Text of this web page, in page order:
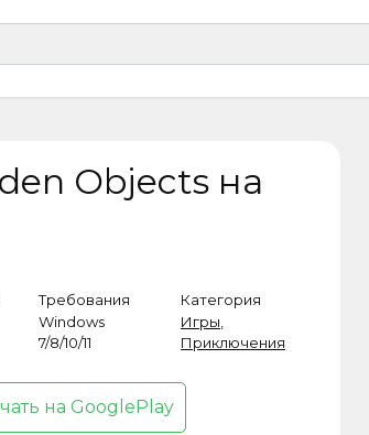
Objects на
Требования
Windows
7/8/10/11
Категория
Игры
Приключения
на GooglePlay